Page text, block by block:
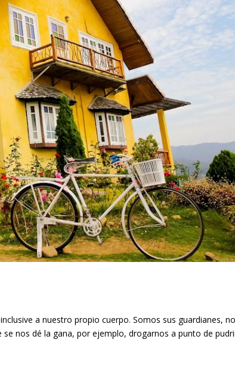
a nuestro propio cuerpo. Somos sus guardianes,
nos dé la gana, por ejemplo, drogarnos a punto de